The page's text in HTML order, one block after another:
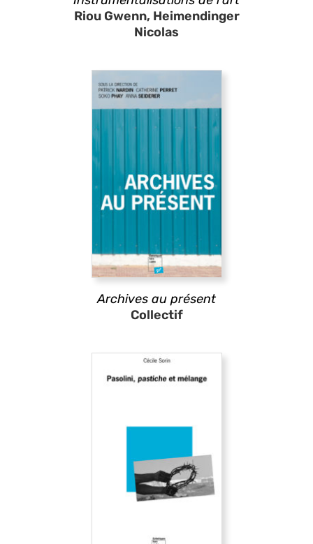
Riou Gwenn, Heimendinger
Nicolas
Archives au présent
Collectif